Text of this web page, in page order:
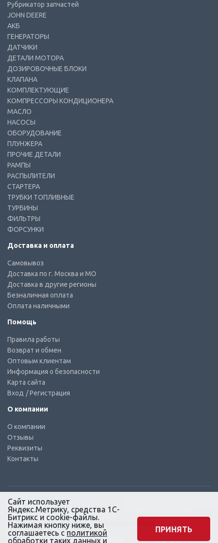
Рубрикатор запчастей
JOHN DEERE
АКБ
ГЕНЕРАТОРЫ
ДАТЧИКИ
ДЕТАЛИ МОТОРА
ДОЗИРОВОЧНЫЕ БЛОКИ
КЛАПАНА
КОМПЛЕКТУЮЩИЕ
КОМПРЕССОРЫ КОНДИЦИОНЕРА
МАСЛО
НАСОСЫ
ОБОРУДОВАНИЕ
ПЛУНЖЕРА
ПРОЧИЕ ДЕТАЛИ
РАМПЫ
РАСПЫЛИТЕЛИ
СТАРТЕРА
ТРУБКИ ТОПЛИВНЫЕ
ТУРБИНЫ
ФИЛЬТРЫ
ФОРСУНКИ
Доставка и оплата
Самовывоз
Доставка по г. Москва и МО
Доставка в другие регионы
Безналичная оплата
Оплата наличными
Помощь
Правила работы
Возврат и обмен
Оптовым клиентам
Информация о безопасности
Карта сайта
Вход / Регистрация
О компании
О компании
Отзывы
Реквизиты
Контакты
© КТС-Дизель – Комплектующие к топливным системам
Все права защищены, 2003 – 2025
Согласие на обработку персональных данных
Сайт создан в маркетинговом
Сайт использует
Яндекс.Метрику, средства 1С-
Битрикс и cookie-файлы.
Нажимая кнопку ниже, вы
соглашаетесь с политикой
обработки таких данных и
ПРИНЯТЬ